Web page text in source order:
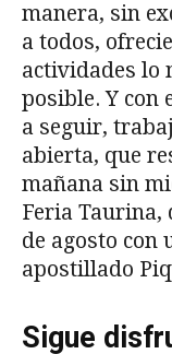
manera, sin
a todos,
actividades lo
posible. Y con
a seguir,
abierta, que
mañana sin
Feria Taurina,
de agosto con
apostillado
Sigue